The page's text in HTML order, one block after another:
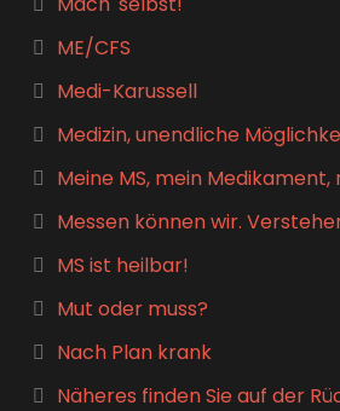
ME/CFS
Medi-Karussell
Medizin, unendliche
Meine MS, mein
Messen können wir.
MS ist heilbar!
Mut oder muss?
Nach Plan krank
Näheres finden Sie auf der